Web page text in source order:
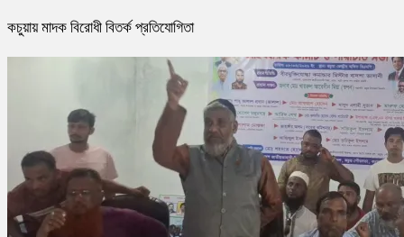
কচুয়ায় মাদক বিরোধী বিতর্ক প্রতিযোগিতা